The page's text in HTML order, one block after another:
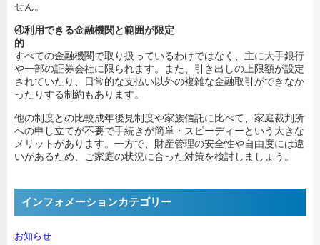
せん。
④利用できる金融機関と範囲が限定
的
すべての金融機関で取り扱っているわけではなく、主に大手銀行
や一部の証券会社に限られます。また、引き出しの上限額が設定
されていたり、日常的な支払い以外の複雑な金融取引ができなか
ったりする制約もあります。
他の制度との比較成年後見制度や家族信託に比べて、家庭裁判所
への申し立てが不要で手続きが簡単・スピーディーという大きな
メリットがあります。一方で、財産管理の安全性や自由度には違
いがあるため、ご家庭の状況に合った対策を検討しましょう。
インフォメーションカテゴリー
お知らせ